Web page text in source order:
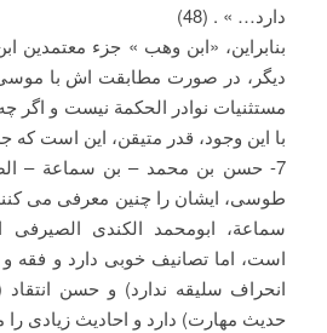
دارد… » . (48)
بنابراین، «ابن وهب » جزء معتمدین
دیگر، در صورت مطابقت اش با
مستثنیات نوادر الحکمة نیست و اگر
با این وجود، قدر متیقن، این است
7- حسن بن محمد – بن سماعة –
طوسی، ایشان را چنین معرفی می
سماعة، ابومحمد الکندی
است، اما تصانیف خوبی دارد و فقه و
انحراف سلیقه ندارد) و حسن انتقاد
حدیث مهارت) دارد و احادیث زیادی